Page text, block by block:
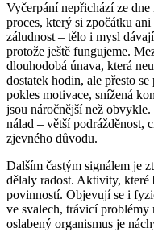
Vyčerpání nepřichází ze
proces, který si zpočátku
záludnost – tělo i mysl
protože ještě fungujeme.
dlouhodobá únava, která
dostatek hodin, ale přesto
pokles motivace, snížená
jsou náročnější než
nálad – větší podrážděnost,
zjevného důvodu.
Dalším častým signálem je
dělaly radost. Aktivity, které
povinností. Objevují se i
ve svalech, trávicí problémy
oslabený organismus je